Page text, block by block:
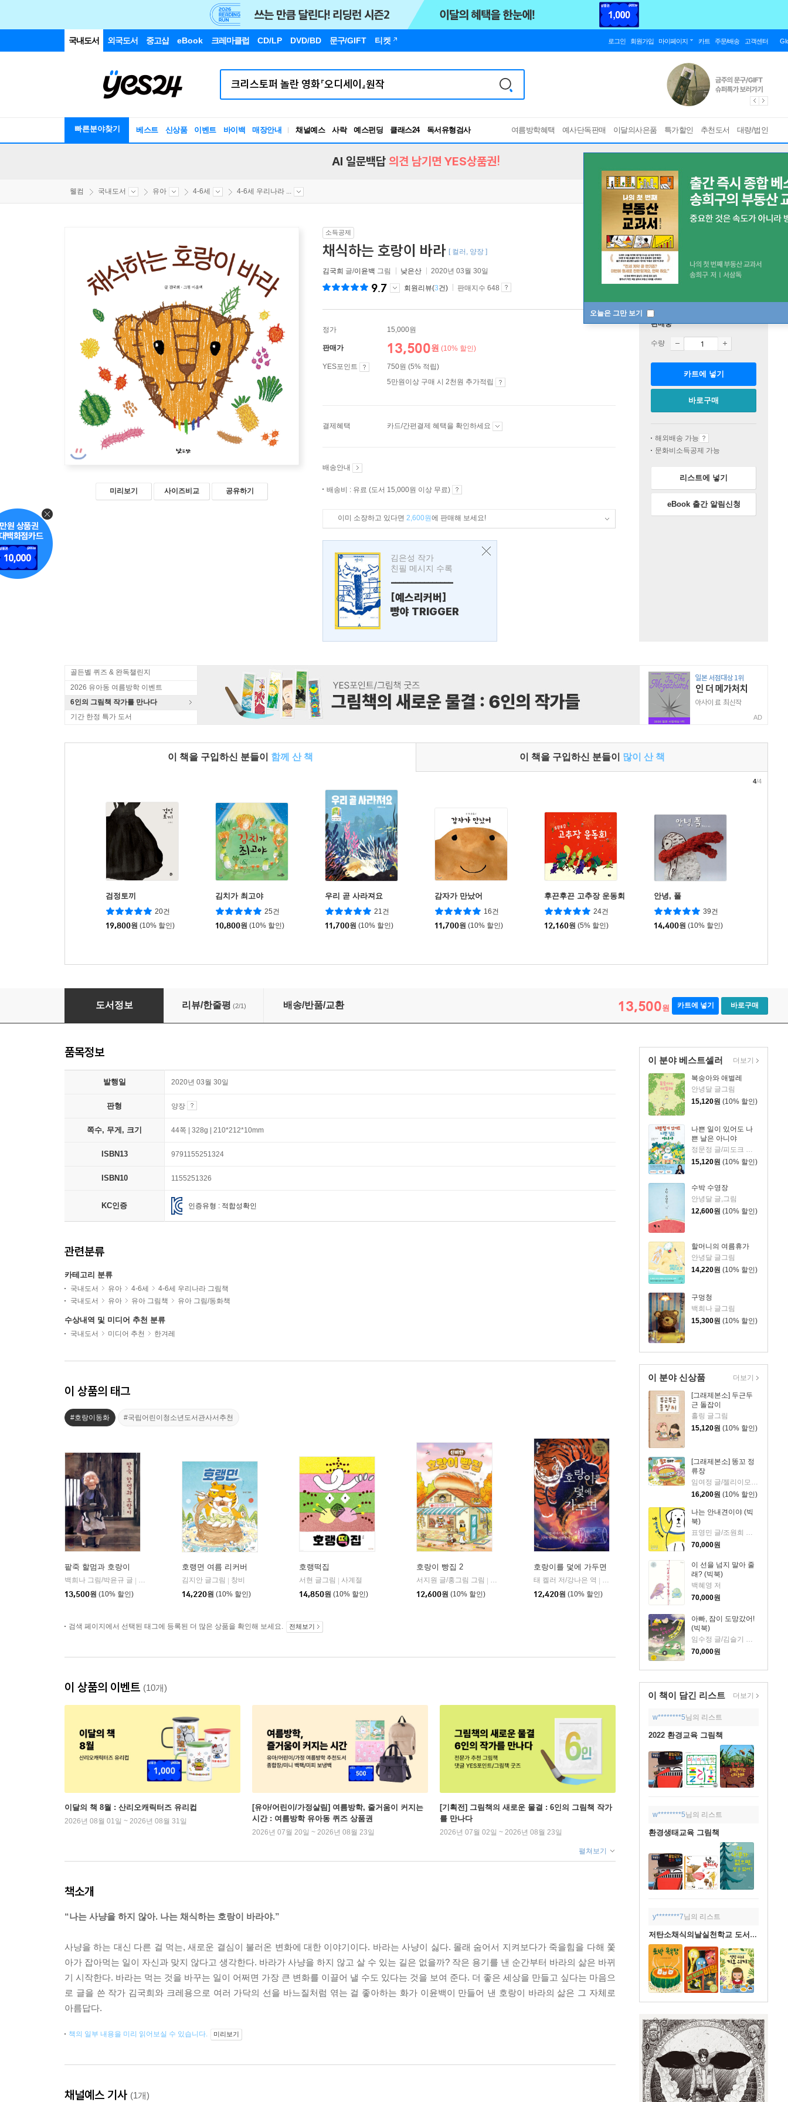
국내도서 외국도서 중고샵 eBook 크레마클럽 CD/LP DVD/BD 문구/GIFT 티켓 로그인 회원가입 마이페이지 카트 주문/배송 고객센터
빠른분야찾기 베스트 신상품 이벤트 바이백 매장안내 채널예스 사락 예스펀딩 클래스24
RBTI Lab
독서유형검사
여름방학혜택 예사단독판매 이달의사은품 특가할인 추천도서 대량/법인
오늘은 그만 보기
AI 일문백답 의견 남기면 YES상품권!
웰컴 국내도서 유아 4-6세 4-6세 우리나라 ...
미리보기 사이즈비교 공유하기
소득공제
채식하는 호랑이 바라 [ 컬러, 양장 ]
김국희 글/이윤백 그림 낮은산 2020년 03월 30일
9.7 회원리뷰(3건) 판매지수 648
정가 15,000원
판매가 13,500원 (10% 할인)
YES포인트
750원 (5% 적립)
5만원이상 구매 시 2천원 추가적립
결제혜택 카드/간편결제 혜택을 확인하세요
배송안내
배송비 : 유료 (도서 15,000원 이상 무료)
이미 소장하고 있다면 2,600원에 판매해 보세요!
김은성 작가
친필 메시지 수록
---------------
[예스리커버]
빵야 TRIGGER
판매중
수량
카트에 넣기
바로구매
해외배송 가능
문화비소득공제 가능
리스트에 넣기
eBook 출간 알림신청
골든벨 퀴즈 & 완독챌린지
2026 유아동 여름방학 이벤트
6인의 그림책 작가를 만나다
기간 한정 특가 도서
AD
이 책을 구입하신 분들이 함께 산 책 이 책을 구입하신 분들이 많이 산 책
검정토끼
20건
19,800원 (10% 할인)
김치가 최고야
25건
10,800원 (10% 할인)
우리 곧 사라져요
21건
11,700원 (10% 할인)
감자가 만났어
16건
11,700원 (10% 할인)
후끈후끈 고추장 운동회
24건
12,160원 (5% 할인)
안녕, 폴
39건
14,400원 (10% 할인)
4/4
채식하는 호랑이 바라
도서정보 리뷰/한줄평 (2/1) 배송/반품/교환 13,500원 카트에 넣기 바로구매
이 분야 베스트셀러
복숭아와 애벌레
안녕달 글그림
15,120원 (10% 할인)
나쁜 일이 있어도 나
쁜 날은 아니야
정문정 글/피도크 그림/천근아 감수
15,120원 (10% 할인)
수박 수영장
안녕달 글,그림
12,600원 (10% 할인)
할머니의 여름휴가
안녕달 글그림
14,220원 (10% 할인)
구멍청
백희나 글그림
15,300원 (10% 할인)
더보기
이 분야 신상품
[그래제본소] 두근두
근 돌잡이
홀링 글그림
15,120원 (10% 할인)
[그래제본소] 똥꼬 정
류장
임여정 글/젤리이모 그림
16,200원 (10% 할인)
나는 안내견이야 (빅
북)
표영민 글/조원희 그림
70,000원
이 선을 넘지 말아 줄
래? (빅북)
백혜영 저
70,000원
아빠, 잠이 도망갔어!
(빅북)
임수정 글/김슬기 그림
70,000원
더보기
이 책이 담긴 리스트 더보기
w********5님의 리스트
2022 환경교육 그림책
w********5님의 리스트
환경생태교육 그림책
y********7님의 리스트
저탄소채식의날실천학교 도서구입
품목정보
발행일 2020년 03월 30일
판형 양장
쪽수, 무게, 크기 44쪽 | 328g | 210*212*10mm
ISBN13 9791155251324
ISBN10 1155251326
KC인증 인증유형 : 적합성확인
관련분류
카테고리 분류
국내도서 유아 4-6세
4-6세 우리나라 그림책
국내도서
유아 유아 그림책 유아 그림/동화책
수상내역 및 미디어 추천 분류
국내도서 미디어 추천 한겨레
이 상품의 태그
#호랑이동화 #국립어린이청소년도서관사서추천
팥죽 할멈과 호랑이
백희나 그림/박윤규 글
시공주니어
13,500원 (10% 할인)
호랭면 여름 리커버
김지안 글그림
창비
14,220원 (10% 할인)
호랭떡집
서현 글그림
사계절
14,850원 (10% 할인)
호랑이 빵집 2
서지원 글/홍그림 그림
아르볼
12,600원 (10% 할인)
호랑이를 덫에 가두면
태 켈러 저/강나은 역
돌베개
12,420원 (10% 할인)
검색 페이지에서 선택된 태그에 등록된 더 많은 상품을 확인해 보세요. 전체보기
이 상품의 이벤트 (10개)
이달의 책 8월 : 산리오캐릭터즈 유리컵
2026년 08월 01일 ~ 2026년 08월 31일
[유아/어린이/가정살림] 여름방학, 줄거움이 커지는
시간 : 여름방학 유아동 퀴즈 상품권
2026년 07월 20일 ~ 2026년 08월 23일
[기획전] 그림책의 새로운 물결 : 6인의 그림책 작가
를 만나다
2026년 07월 02일 ~ 2026년 08월 23일
펼쳐보기
책소개
“나는 사냥을 하지 않아. 나는 채식하는 호랑이 바라야.”
사냥을 하는 대신 다른 걸 먹는, 새로운 결심이 불러온 변화에 대한 이야기이다. 바라는 사냥이 싫다. 몰래 숨어서 지켜보다가 죽을힘을 다해 쫓
아가 잡아먹는 일이 자신과 맞지 않다고 생각한다. 바라가 사냥을 하지 않고 살 수 있는 길은 없을까? 작은 용기를 낸 순간부터 바라의 삶은 바뀌
기 시작한다. 바라는 먹는 것을 바꾸는 일이 어쩌면 가장 큰 변화를 이끌어 낼 수도 있다는 것을 보여 준다. 더 좋은 세상을 만들고 싶다는 마음으
로 글을 쓴 작가 김국희와 크레용으로 여러 가닥의 선을 바느질처럼 엮는 걸 좋아하는 화가 이윤백이 만들어 낸 호랑이 바라의 삶은 그 자체로
아름답다.
책의 일부 내용을 미리 읽어보실 수 있습니다. 미리보기
채널예스 기사 (1개)